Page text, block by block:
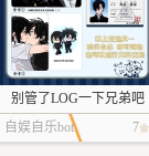
别管了LOG一下兄弟吧
自娱自乐bot
7